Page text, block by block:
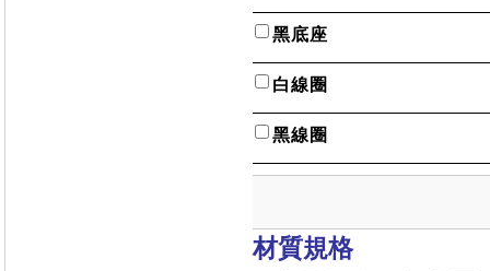
黑底座
白線圈
黑線圈
材質規格